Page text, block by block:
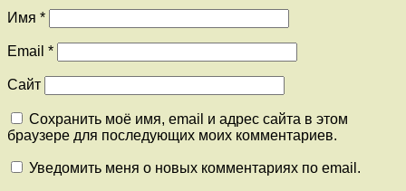
Имя *
Email *
Сайт
Сохранить моё имя, email и адрес сайта в этом
браузере для последующих моих комментариев.
Уведомить меня о новых комментариях по email.